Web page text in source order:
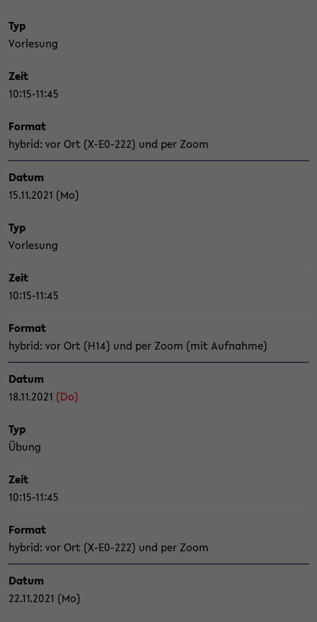
Typ
Vor­le­sung
Zeit
10:15-11:45
For­mat
hy­brid: vor Ort (X-​E0-222) und per Zoom
Datum
15.11.2021 (Mo)
Typ
Vor­le­sung
Zeit
10:15-11:45
For­mat
hy­brid: vor Ort (H14) und per Zoom (mit Auf­nah­me)
Datum
18.11.2021 (Do)
Typ
Übung
Zeit
10:15-11:45
For­mat
hy­brid: vor Ort (X-​E0-222) und per Zoom
Datum
22.11.2021 (Mo)